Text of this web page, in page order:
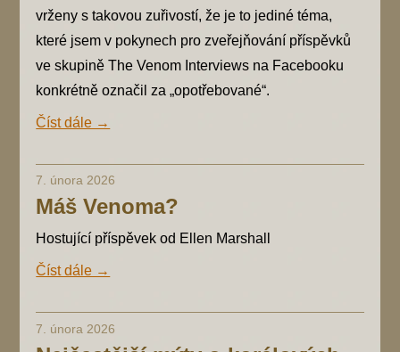
vrženy s takovou zuřivostí, že je to jediné téma,
které jsem v pokynech pro zveřejňování příspěvků
ve skupině The Venom Interviews na Facebooku
konkrétně označil za „opotřebované“.
Číst dále →
7. února 2026
Máš Venoma?
Hostující příspěvek od Ellen Marshall
Číst dále →
7. února 2026